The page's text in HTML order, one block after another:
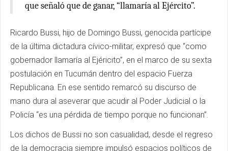
que señaló que de ganar, “llamaría al Ejército”.
Ricardo Bussi, hijo de Domingo Bussi, genocida partícipe
de la última dictadura cívico-militar, expresó que “como
gobernador llamaría al Ejéricito”, en el marco de su sexta
postulación en Tucumán dentro del espacio Fuerza
Republicana. En ese sentido remarcó su discurso de
mano dura al aseverar que acudir al Poder Judicial o la
Policía “es una pérdida de tiempo porque no funcionan”.
Los dichos de Bussi no son casualidad, desde el regreso
de la democracia siempre impulsó espacios políticos de